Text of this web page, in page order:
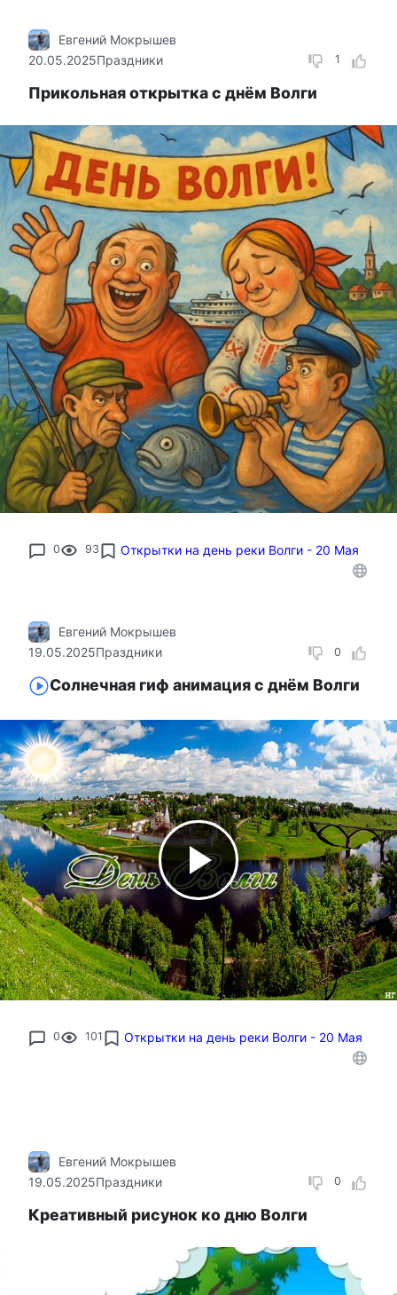
1
Евгений Мокрышев
20.05.2025Праздники
Прикольная открытка с днём Волги
0 93 Открытки на день реки Волги - 20 Мая
0
Евгений Мокрышев
19.05.2025Праздники
Солнечная гиф анимация с днём Волги
0 101 Открытки на день реки Волги - 20 Мая
0
Евгений Мокрышев
19.05.2025Праздники
Креативный рисунок ко дню Волги